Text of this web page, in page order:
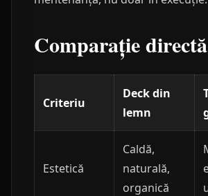
Comparație directă
Criteriu
Deck din
lemn
Estetică
Caldă,
naturală,
organică